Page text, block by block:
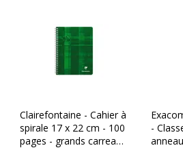
Clairefontaine - Cahier à
spirale 17 x 22 cm - 100
pages - grands carreaux
-